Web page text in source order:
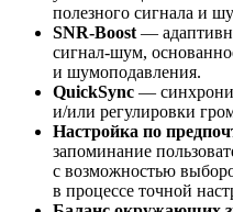
полезного сигнала и
SNR-Boost —
сигнал-шум,
и шумоподавления.
QuickSync —
и/или регулировки
Настройка по
запоминание
с возможностью
в процессе точной